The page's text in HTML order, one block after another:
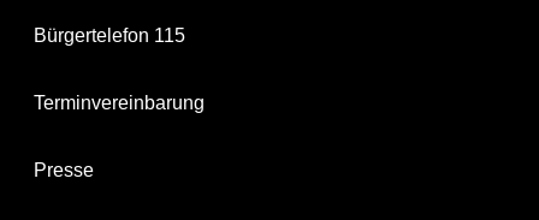
Bürgertelefon 115
Terminvereinbarung
Presse